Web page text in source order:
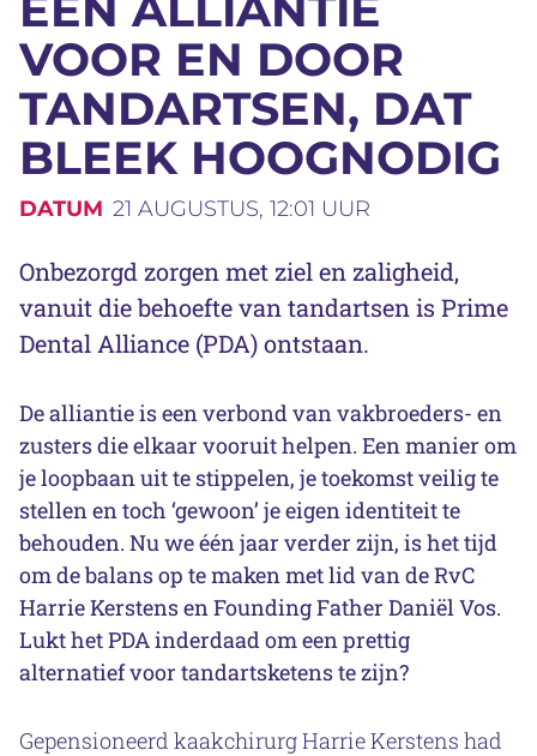
VOOR EN DOOR
TANDARTSEN, DAT
BLEEK HOOGNODIG
DATUM 21 AUGUSTUS, 12:01 UUR
Onbezorgd zorgen met ziel en zaligheid,
vanuit die behoefte van tandartsen is Prime
Dental Alliance (PDA) ontstaan.
De alliantie is een verbond van vakbroeders- en
zusters die elkaar vooruit helpen. Een manier om
je loopbaan uit te stippelen, je toekomst veilig te
stellen en toch ‘gewoon’ je eigen identiteit te
behouden. Nu we één jaar verder zijn, is het tijd
om de balans op te maken met lid van de RvC
Harrie Kerstens en Founding Father Daniël Vos.
Lukt het PDA inderdaad om een prettig
alternatief voor tandartsketens te zijn?
Gepensioneerd kaakchirurg Harrie Kerstens had